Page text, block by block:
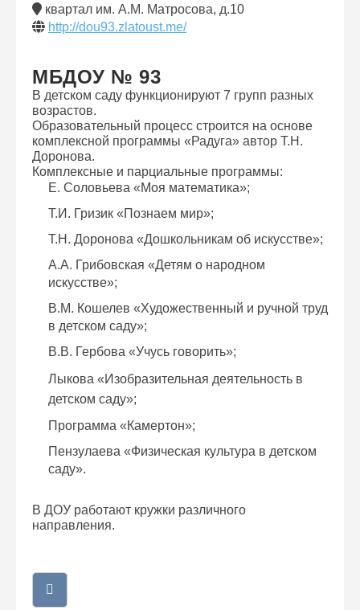
квартал им. А.М. Матросова, д.10
http://dou93.zlatoust.me/
МБДОУ № 93
В детском саду функционируют 7 групп разных
возрастов.
Образовательный процесс строится на основе
комплексной программы «Радуга» автор Т.Н.
Доронова.
Комплексные и парциальные программы:
Е. Соловьева «Моя математика»;
Т.И. Гризик «Познаем мир»;
Т.Н. Доронова «Дошкольникам об искусстве»;
А.А. Грибовская «Детям о народном
искусстве»;
В.М. Кошелев «Художественный и ручной труд
в детском саду»;
В.В. Гербова «Учусь говорить»;
Лыкова «Изобразительная деятельность в
детском саду»;
Программа «Камертон»;
Пензулаева «Физическая культура в детском
саду».
В ДОУ работают кружки различного
направления.